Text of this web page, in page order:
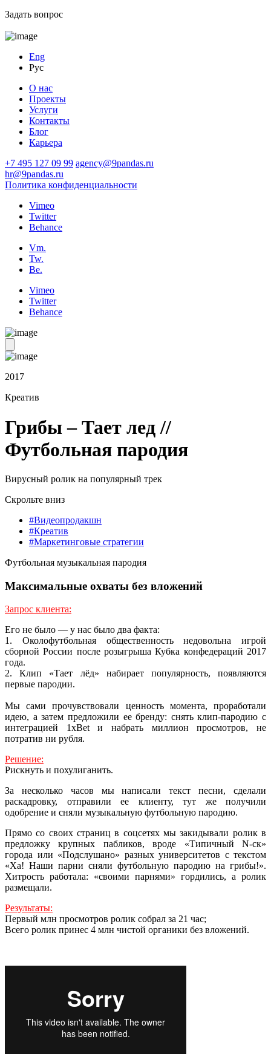
Задать вопрос
Eng
Рус
О нас
Проекты
Услуги
Контакты
Блог
Карьера
+7 495 127 09 99 agency@9pandas.ru
hr@9pandas.ru
Политика конфиденциальности
Vimeo
Twitter
Behance
Vm.
Tw.
Be.
Vimeo
Twitter
Behance
2017
Креатив
Грибы – Тает лед //
Футбольная пародия
Вирусный ролик на популярный трек
Скрольте вниз
#Видеопродакшн
#Креатив
#Маркетинговые стратегии
Футбольная музыкальная пародия
Максимальные охваты без вложений
Запрос клиента:
Его не было — у нас было два факта:
1. Околофутбольная общественность недовольна игрой
сборной России после розыгрыша Кубка конфедераций 2017
года.
2. Клип «Тает лёд» набирает популярность, появляются
первые пародии.
Мы сами прочувствовали ценность момента, проработали
идею, а затем предложили ее бренду: снять клип-пародию с
интеграцией 1xBet и набрать миллион просмотров, не
потратив ни рубля.
Решение:
Рискнуть и похулиганить.
За несколько часов мы написали текст песни, сделали
раскадровку, отправили ее клиенту, тут же получили
одобрение и сняли музыкальную футбольную пародию.
Прямо со своих страниц в соцсетях мы закидывали ролик в
предложку крупных пабликов, вроде «Типичный N-ск»
города или «Подслушано» разных университетов с текстом
«Ха! Наши парни сняли футбольную пародию на грибы!».
Хитрость работала: «своими парнями» гордились, а ролик
размещали.
Результаты:
Первый млн просмотров ролик собрал за 21 час;
Всего ролик принес 4 млн чистой органики без вложений.